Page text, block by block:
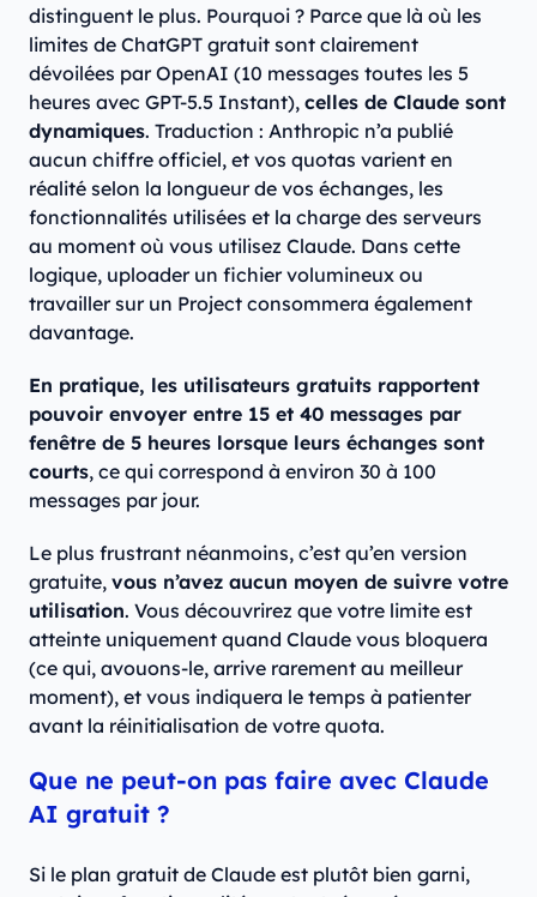
distinguent le plus. Pourquoi ? Parce que là où les
limites de ChatGPT gratuit sont clairement
dévoilées par OpenAI (10 messages toutes les 5
heures avec GPT-5.5 Instant), celles de Claude sont
dynamiques. Traduction : Anthropic n’a publié
aucun chiffre officiel, et vos quotas varient en
réalité selon la longueur de vos échanges, les
fonctionnalités utilisées et la charge des serveurs
au moment où vous utilisez Claude. Dans cette
logique, uploader un fichier volumineux ou
travailler sur un Project consommera également
davantage.
En pratique, les utilisateurs gratuits rapportent
pouvoir envoyer entre 15 et 40 messages par
fenêtre de 5 heures lorsque leurs échanges sont
courts, ce qui correspond à environ 30 à 100
messages par jour.
Le plus frustrant néanmoins, c’est qu’en version
gratuite, vous n’avez aucun moyen de suivre votre
utilisation. Vous découvrirez que votre limite est
atteinte uniquement quand Claude vous bloquera
(ce qui, avouons-le, arrive rarement au meilleur
moment), et vous indiquera le temps à patienter
avant la réinitialisation de votre quota.
Que ne peut-on pas faire avec Claude
AI gratuit ?
Si le plan gratuit de Claude est plutôt bien garni,